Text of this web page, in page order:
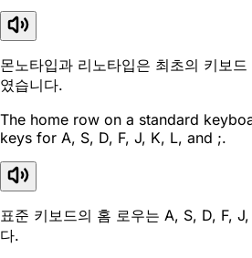
몬노타입과 리노타입은 최초의 키보
였습니다.
The home row on a standard
keys for A, S, D, F, J, K, L, and ;.
표준 키보드의 홈 로우는 A, S, D, F,
다.